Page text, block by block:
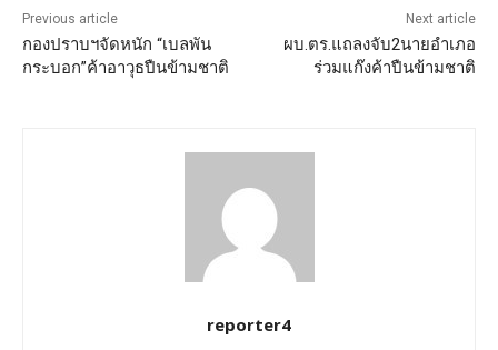
Previous article
กองปราบฯจัดหนัก “เบลพัน
กระบอก”ค้าอาวุธปืนข้ามชาติ
Next article
ผบ.ตร.แถลงจับ2นายอำเภอ
ร่วมแก๊งค้าปืนข้ามชาติ
reporter4